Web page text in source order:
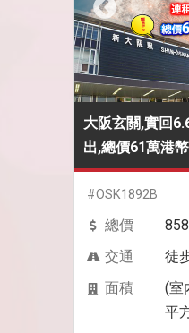
大阪玄關,實回
出,總價61萬港
#OSK1892B
總價
交通
徒
面積
(室
平